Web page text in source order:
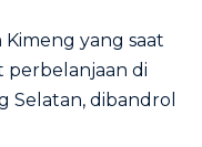
yang saat
perbelanjaan di
Selatan, dibandrol